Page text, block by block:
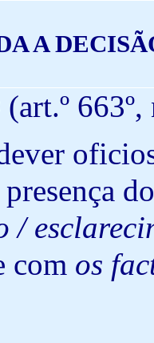
A
663º,
/
com os